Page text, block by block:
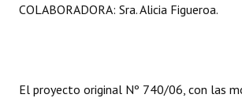
COLABORADORA: Sra. Alicia Figueroa.
El proyecto original Nº 740/06, con las